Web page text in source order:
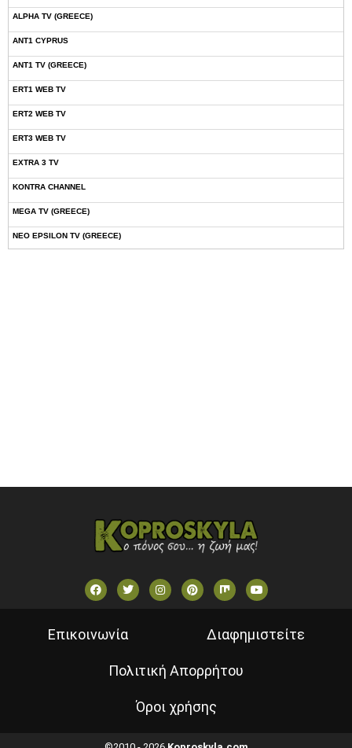
ALPHA TV (GREECE)
ANT1 CYPRUS
ANT1 TV (GREECE)
ERT1 WEB TV
ERT2 WEB TV
ERT3 WEB TV
EXTRA 3 TV
KONTRA CHANNEL
MEGA TV (GREECE)
NEO EPSILON TV (GREECE)
Επικοινωνία Διαφημιστείτε
Πολιτική Απορρήτου
Όροι χρήσης